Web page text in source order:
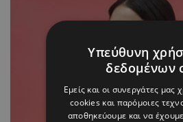
Υπεύθυνη
δεδομένων
Εμείς και οι συνεργάτες μας
cookies και παρόμοιες
αποθηκεύουμε και να